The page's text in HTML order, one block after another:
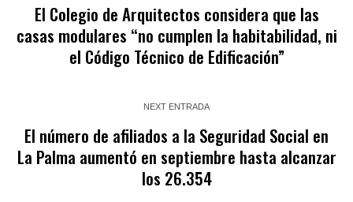
El Colegio de Arquitectos considera que las
casas modulares “no cumplen la habitabilidad, ni
el Código Técnico de Edificación”
NEXT ENTRADA
El número de afiliados a la Seguridad Social en
La Palma aumentó en septiembre hasta alcanzar
los 26.354